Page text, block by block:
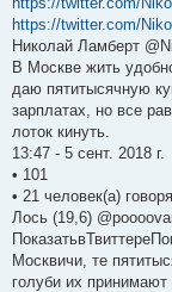
https://twitter.com/
Николай Ламберт
В Москве жить
даю пятитысячную
зарплатах, но все
лоток кинуть.
13:47 - 5 сент. 2018 г.
• 101
• 21 человек(а)
Лось (19,6)
Москвичи, те
голуби их